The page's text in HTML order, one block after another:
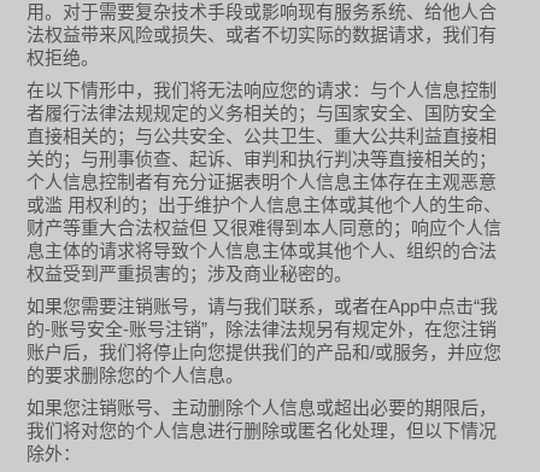
用。对于需要复杂技术手段或影响现有服务系统、给他人合
法权益带来风险或损失、或者不切实际的数据请求，我们有
权拒绝。
在以下情形中，我们将无法响应您的请求：与个人信息控制
者履行法律法规规定的义务相关的；与国家安全、国防安全
直接相关的；与公共安全、公共卫生、重大公共利益直接相
关的；与刑事侦查、起诉、审判和执行判决等直接相关的；
个人信息控制者有充分证据表明个人信息主体存在主观恶意
或滥 用权利的；出于维护个人信息主体或其他个人的生命、
财产等重大合法权益但 又很难得到本人同意的；响应个人信
息主体的请求将导致个人信息主体或其他个人、组织的合法
权益受到严重损害的；涉及商业秘密的。
如果您需要注销账号，请与我们联系，或者在App中点击“我
的-账号安全-账号注销”，除法律法规另有规定外，在您注销
账户后，我们将停止向您提供我们的产品和/或服务，并应您
的要求删除您的个人信息。
如果您注销账号、主动删除个人信息或超出必要的期限后，
我们将对您的个人信息进行删除或匿名化处理，但以下情况
除外：